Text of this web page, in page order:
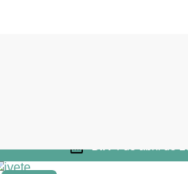
DIA4 de abril de